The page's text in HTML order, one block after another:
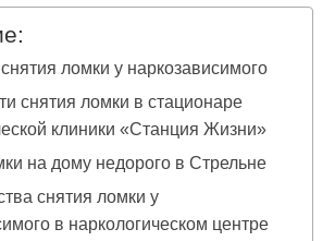
ломки у наркозависимого
снятия ломки в стационаре
клиники «Станция Жизни»
на дому недорого в Стрельне
снятия ломки у
в наркологическом центре